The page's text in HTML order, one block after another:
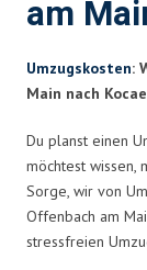
am
Umzugskosten:
Main nach
Du planst einen
möchtest wissen,
Sorge, wir von
Offenbach am
stressfreien